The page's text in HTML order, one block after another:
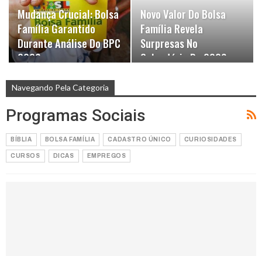
Mudança Crucial: Bolsa
Família Garantido
Durante Análise Do BPC
2026
Novo Valor Do Bolsa
Família Revela
Surpresas No
Calendário De 2026
Navegando Pela Categoria
Programas Sociais
BÍBLIA BOLSA FAMÍLIA CADASTRO ÚNICO CURIOSIDADES
CURSOS DICAS EMPREGOS